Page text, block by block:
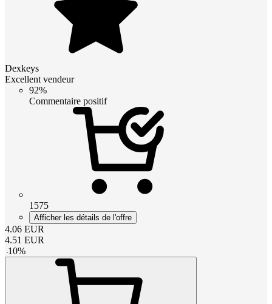
Dexkeys
Excellent vendeur
92%
Commentaire positif
1575
Afficher les détails de l'offre
4.06 EUR
4.51 EUR
-10%